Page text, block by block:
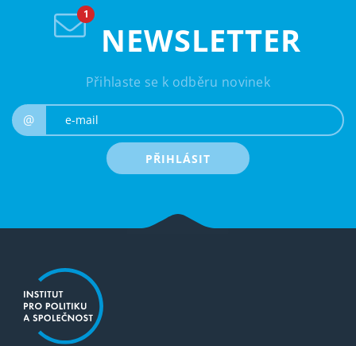
NEWSLETTER
Přihlaste se k odběru novinek
@
PŘIHLÁSIT